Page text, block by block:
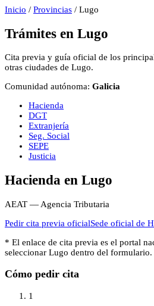
Inicio / Provincias / Lugo
Trámites en Lugo
Cita previa y guía oficial de los
otras ciudades de Lugo.
Comunidad autónoma: Galicia
Hacienda
DGT
Extranjería
Seg. Social
SEPE
Justicia
Hacienda en Lugo
AEAT — Agencia Tributaria
Pedir cita previa oficialSede oficial de
* El enlace de cita previa es el portal
seleccionar Lugo dentro del formulario.
Cómo pedir cita
1